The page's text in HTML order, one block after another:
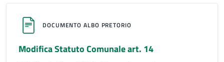
DOCUMENTO ALBO PRETORIO
Modifica Statuto Comunale art. 14